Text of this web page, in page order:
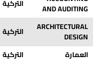
اللغة التركية
وآدابها
التركية
تصميم
اتصالات
مرئية
التركية
AND AUDITING
التركية
ARCHITECTURAL
DESIGN
التركية
العمارة
التركية